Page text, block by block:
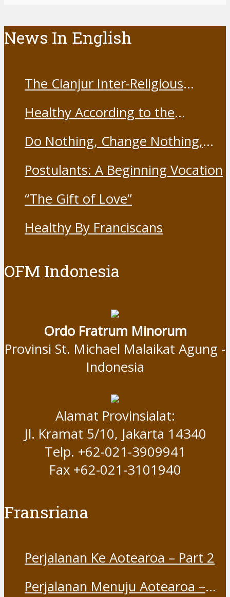
News In English
The Cianjur Inter-Religious
19 Vaccine
Healthy According to the
Do Nothing, Change Nothing,
Postulants: A Beginning Vocation
“The Gift of Love”
Healthy By Franciscans
OFM Indonesia
Ordo Fratrum Minorum
Provinsi St. Michael Malaikat Agung -
Indonesia
Alamat Provinsialat:
Jl. Kramat 5/10, Jakarta 14340
Telp. +62-021-3909941
Fax +62-021-3101940
Fransriana
Perjalanan Ke Aotearoa – Part 2
Perjalanan Menuju Aotearoa –